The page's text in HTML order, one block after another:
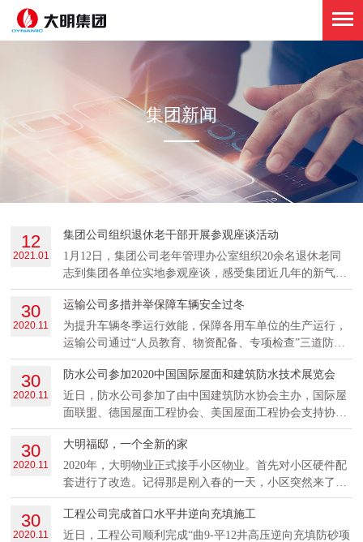
集团新闻
12
2021.01
集团公司组织退休老干部开展参观座谈活动
1月12日，集团公司老年管理办公室组织20余名退休老同
志到集团各单位实地参观座谈，感受集团近几年的新气
象、新发展。最后，苟春光董事长代表领导班子和全体职
工为退休老干部送上了节日的问候和祝福。
30
2020.11
运输公司多措并举保障车辆安全过冬
为提升车辆冬季运行效能，保障各用车单位的生产运行，
运输公司通过“人员教育、物资配备、专项检查”三道防
线，开展冬季风险防范治理，确保车辆安全过冬。早安
排、早解决了车辆冬季维保工作。
30
2020.11
防水公司参加2020中国国际屋面和建筑防水技术展览会
近日，防水公司参加了由中国建筑防水协会主办，国际屋
面联盟、德国屋面工程协会、美国屋面工程协会支持协办
的“2020中国国际屋面和建筑防水技术展览会”。
30
2020.11
大明福邸，一个全新的家
2020年，大明物业正式接手小区物业。首先对小区硬件配
套进行了改造。记得那是刚入春的一天，小区突然来了很
多身穿大明物业工服的工作人员，每个人都不辞辛苦的打
扫着地上以及地下车库的卫生，收拾着生活垃圾。（环保
公司彭月）
30
2020.11
工程公司完成首口水平井逆向充填施工
近日，工程公司顺利完成“曲9-平12井高压逆向充填防砂项